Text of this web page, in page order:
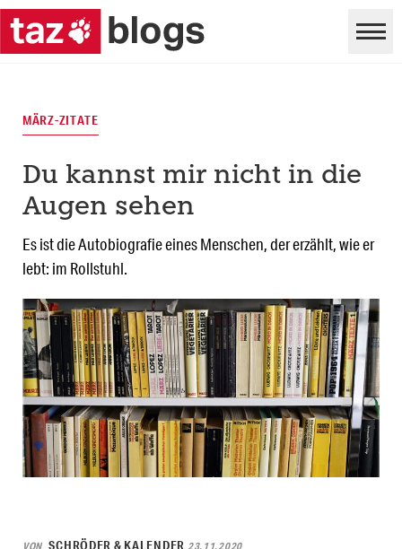
MÄRZ-ZITATE
Du kannst mir nicht in die
Augen sehen
Es ist die Autobiografie eines Menschen, der erzählt, wie er
lebt: im Rollstuhl.
VON SCHRÖDER & KALENDER 23.11.2020